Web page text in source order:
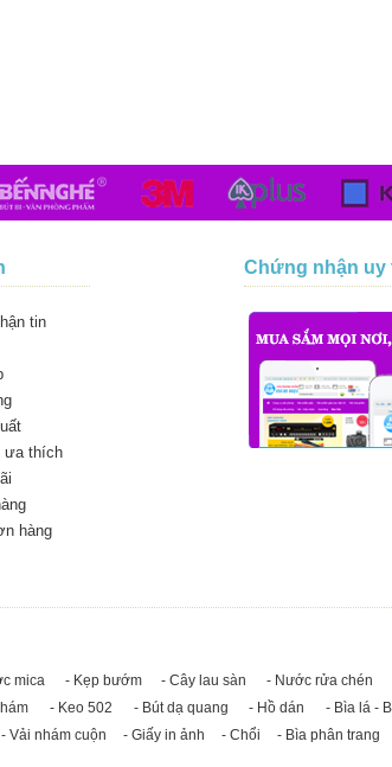
tin
ưa thích
hàng
Chứng nhận uy
mica - Kẹp bướm - Cây lau sàn - Nước rửa chén
- Keo 502 - Bút dạ quang - Hồ dán - Bìa lá -
- Vải nhám cuộn - Giấy in ảnh - Chổi - Bìa phân trang